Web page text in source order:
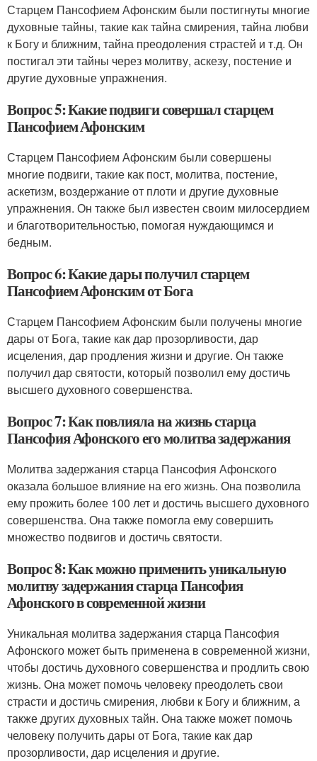
Старцем Пансофием Афонским были постигнуты многие
духовные тайны, такие как тайна смирения, тайна любви
к Богу и ближним, тайна преодоления страстей и т.д. Он
постигал эти тайны через молитву, аскезу, постение и
другие духовные упражнения.
Вопрос 5: Какие подвиги совершал старцем
Пансофием Афонским
Старцем Пансофием Афонским были совершены
многие подвиги, такие как пост, молитва, постение,
аскетизм, воздержание от плоти и другие духовные
упражнения. Он также был известен своим милосердием
и благотворительностью, помогая нуждающимся и
бедным.
Вопрос 6: Какие дары получил старцем
Пансофием Афонским от Бога
Старцем Пансофием Афонским были получены многие
дары от Бога, такие как дар прозорливости, дар
исцеления, дар продления жизни и другие. Он также
получил дар святости, который позволил ему достичь
высшего духовного совершенства.
Вопрос 7: Как повлияла на жизнь старца
Пансофия Афонского его молитва задержания
Молитва задержания старца Пансофия Афонского
оказала большое влияние на его жизнь. Она позволила
ему прожить более 100 лет и достичь высшего духовного
совершенства. Она также помогла ему совершить
множество подвигов и достичь святости.
Вопрос 8: Как можно применить уникальную
молитву задержания старца Пансофия
Афонского в современной жизни
Уникальная молитва задержания старца Пансофия
Афонского может быть применена в современной жизни,
чтобы достичь духовного совершенства и продлить свою
жизнь. Она может помочь человеку преодолеть свои
страсти и достичь смирения, любви к Богу и ближним, а
также других духовных тайн. Она также может помочь
человеку получить дары от Бога, такие как дар
прозорливости, дар исцеления и другие.